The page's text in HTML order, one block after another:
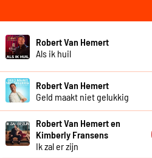
Robert Van Hemert
Als ik huil
Robert Van Hemert
Geld maakt niet gelukkig
Robert Van Hemert en
Kimberly Fransens
Ik zal er zijn